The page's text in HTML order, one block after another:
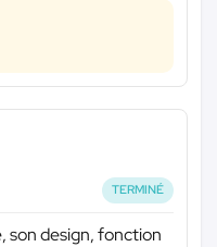
TERMINÉ
son design, fonction